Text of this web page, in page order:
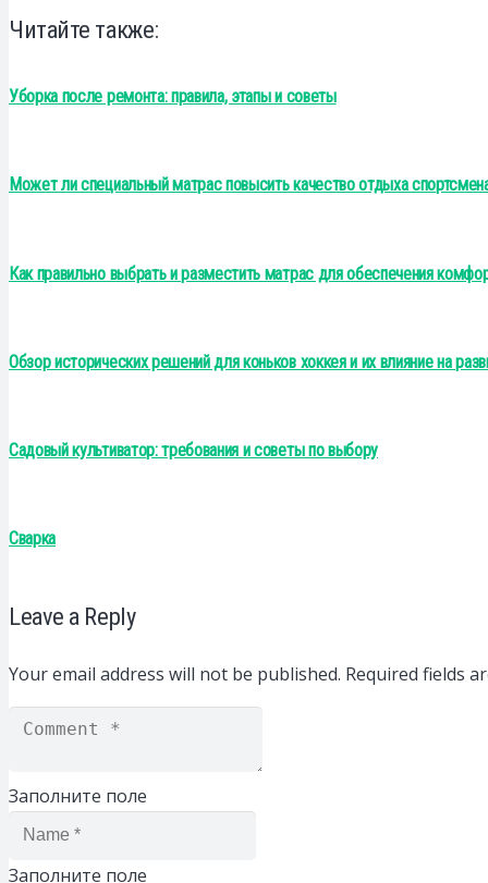
Читайте также:
Уборка после ремонта: правила, этапы и советы
Может ли специальный матрас повысить качество отдыха
Как правильно выбрать и разместить матрас для обеспечения
Обзор исторических решений для коньков хоккея и их влияние на
Садовый культиватор: требования и советы по выбору
Сварка
Leave a Reply
Your email address will not be published. Required fields
Заполните поле
Заполните поле